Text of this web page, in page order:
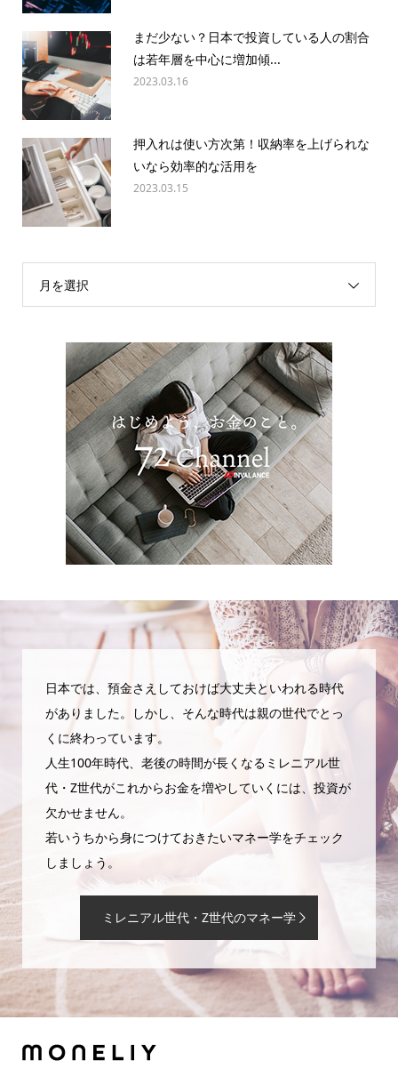
まだ少ない？日本で投資している人の割合
は若年層を中心に増加傾...
2023.03.16
押入れは使い方次第！収納率を上げられな
いなら効率的な活用を
2023.03.15
月を選択
日本では、預金さえしておけば大丈夫といわれる時代
がありました。しかし、そんな時代は親の世代でとっ
くに終わっています。
人生100年時代、老後の時間が長くなるミレニアル世
代・Z世代がこれからお金を増やしていくには、投資が
欠かせません。
若いうちから身につけておきたいマネー学をチェック
しましょう。
ミレニアル世代・Z世代のマネー学